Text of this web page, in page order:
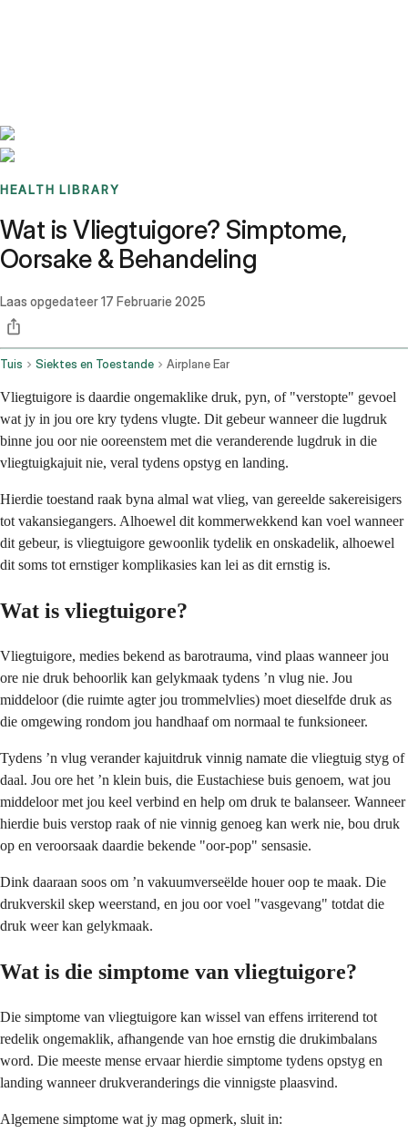
HEALTH LIBRARY
Wat is Vliegtuigore? Simptome,
Oorsake & Behandeling
Laas opgedateer17 Februarie 2025
Tuis Siektes en Toestande Airplane Ear
Vliegtuigore is daardie ongemaklike druk, pyn, of "verstopte" gevoel
wat jy in jou ore kry tydens vlugte. Dit gebeur wanneer die lugdruk
binne jou oor nie ooreenstem met die veranderende lugdruk in die
vliegtuigkajuit nie, veral tydens opstyg en landing.
Hierdie toestand raak byna almal wat vlieg, van gereelde sakereisigers
tot vakansiegangers. Alhoewel dit kommerwekkend kan voel wanneer
dit gebeur, is vliegtuigore gewoonlik tydelik en onskadelik, alhoewel
dit soms tot ernstiger komplikasies kan lei as dit ernstig is.
Wat is vliegtuigore?
Vliegtuigore, medies bekend as barotrauma, vind plaas wanneer jou
ore nie druk behoorlik kan gelykmaak tydens ’n vlug nie. Jou
middeloor (die ruimte agter jou trommelvlies) moet dieselfde druk as
die omgewing rondom jou handhaaf om normaal te funksioneer.
Tydens ’n vlug verander kajuitdruk vinnig namate die vliegtuig styg of
daal. Jou ore het ’n klein buis, die Eustachiese buis genoem, wat jou
middeloor met jou keel verbind en help om druk te balanseer. Wanneer
hierdie buis verstop raak of nie vinnig genoeg kan werk nie, bou druk
op en veroorsaak daardie bekende "oor-pop" sensasie.
Dink daaraan soos om ’n vakuumverseëlde houer oop te maak. Die
drukverskil skep weerstand, en jou oor voel "vasgevang" totdat die
druk weer kan gelykmaak.
Wat is die simptome van vliegtuigore?
Die simptome van vliegtuigore kan wissel van effens irriterend tot
redelik ongemaklik, afhangende van hoe ernstig die drukimbalans
word. Die meeste mense ervaar hierdie simptome tydens opstyg en
landing wanneer drukveranderings die vinnigste plaasvind.
Algemene simptome wat jy mag opmerk, sluit in: